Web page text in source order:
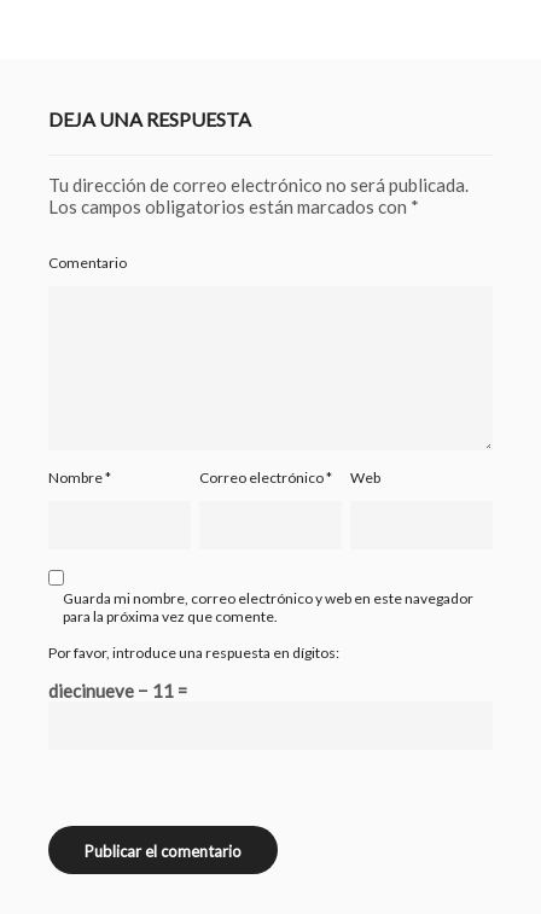
DEJA UNA RESPUESTA
Tu dirección de correo electrónico no será publicada.
Los campos obligatorios están marcados con *
Comentario
Nombre* Correo electrónico* Web
Guarda mi nombre, correo electrónico y web en este navegador
para la próxima vez que comente.
Por favor, introduce una respuesta en dígitos:
diecinueve − 11 =